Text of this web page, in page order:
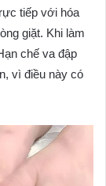
tiếp với hóa
giặt. Khi làm
chế va đập
vì điều này có